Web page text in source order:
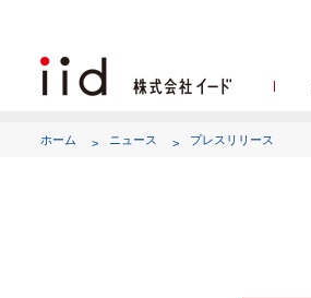
ホーム ニュース プレスリリース